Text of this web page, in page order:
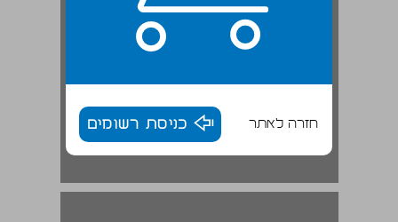
חזרה לאתר כניסת רשומים